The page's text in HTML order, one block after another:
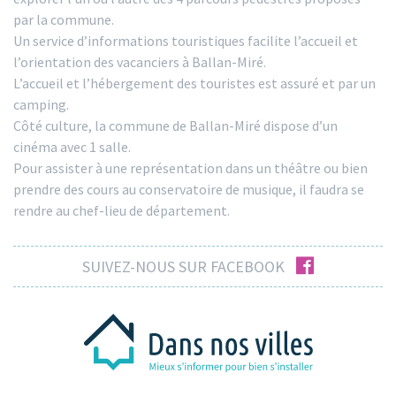
par la commune.
Un service d’informations touristiques facilite l’accueil et
l’orientation des vacanciers à Ballan-Miré.
L’accueil et l’hébergement des touristes est assuré et par un
camping.
Côté culture, la commune de Ballan-Miré dispose d’un
cinéma avec 1 salle.
Pour assister à une représentation dans un théâtre ou bien
prendre des cours au conservatoire de musique, il faudra se
rendre au chef-lieu de département.
SUIVEZ-NOUS SUR FACEBOOK facebook